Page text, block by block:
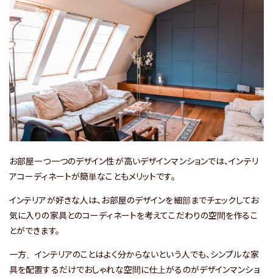
友だち追加でお得！
お問い合わせフォーム
1分で入力完了！
9時～18時
0120-990-374
【入居者様専用ダイヤル】
年中無休
0800-080-
会社概要
プライバシーポリシー
お部屋一つ一つのデザイン性が高いデザインマンションでは、インテリ
アコーディネートが簡単なこともメリットです。
インテリアが好きな人は、お部屋のデザインを細部までチェックしてお
気に入りの家具とのコーディネートを考えてこだわりの空間を作るこ
とができます。
一方、インテリアのことはよく分からないという人でも、シンプルな家
具を配置するだけでおしゃれな空間に仕上がるのがデザインマンショ